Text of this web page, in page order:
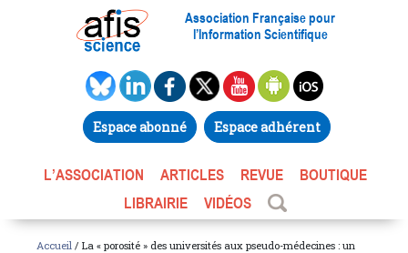
Association Française pour
l’Information Scientifique
Espace abonné Espace adhérent
L’ASSOCIATION ARTICLES REVUE
BOUTIQUE
LIBRAIRIE
VIDÉOS
Accueil / La « porosité » des universités aux pseudo-médecines : un